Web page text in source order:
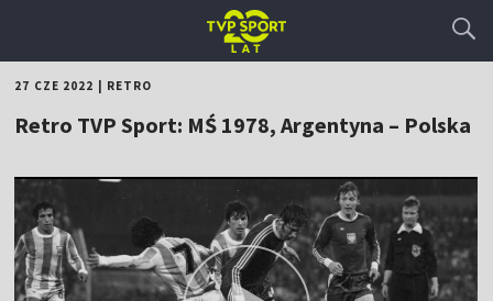
27 CZE 2022 RETRO
Retro TVP Sport: MŚ 1978, Argentyna – Polska